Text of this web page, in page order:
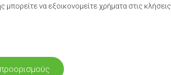
να εξοικονομείτε χρήματα στις κλήσεις